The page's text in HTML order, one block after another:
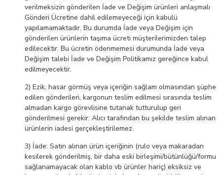
verilmeksizin gönderilen İade ve Değişim ürünleri anlaşmalı
Gönderi Ücretine dahil edilemeyeceği için kabulü
yapılamamaktadır. Bu durumda İade veya Değişim için
gönderilen ürünlerin taşıma ücreti müşterilerimizden talep
edilecektir. Bu ücretin ödenmemesi durumunda İade veya
Değişim talebi İade ve Değişim Politikamız gereğince kabul
edilmeyecektir.
2) Ezik, hasar görmüş veya içeriğin sağlam olmasından şüphe
edilen gönderileri, kargonun teslim edilmesi sırasında teslim
almadan kargo görevlisine tutanak tutturulup geri
gönderilmesi gerekir. Alıcı tarafından bu şekilde teslim alınan
ürünlerin iadesi gerçekleştirilemez.
3) İade: Satın alınan ürün içeriğinin (rulo veya makaradan
kesilerek gönderilmiş, bir daha eski birleşimi/bütünlüğü/formu
sağlanamayacak olan kablo vb ürünler hariç) eksiksiz ve